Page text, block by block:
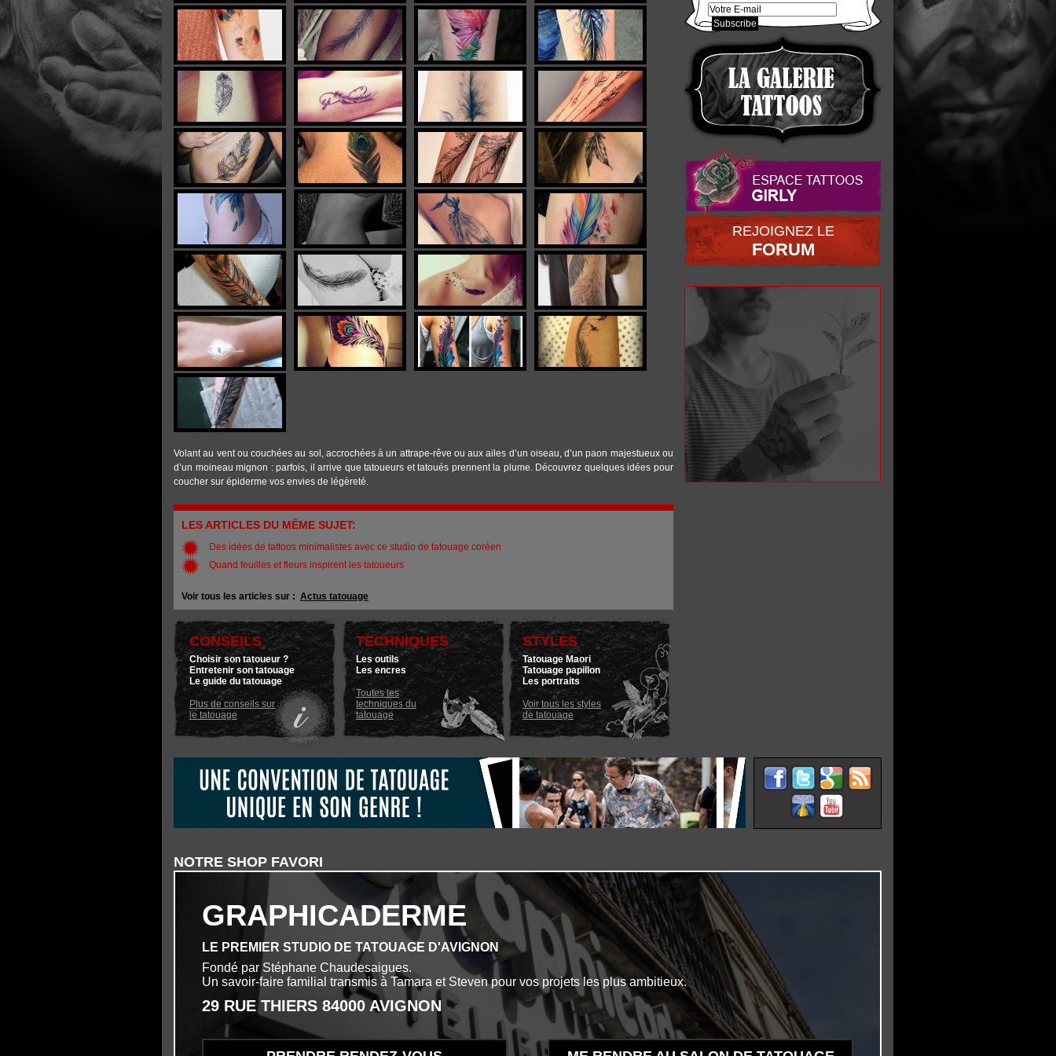
Volant au vent ou couchées au sol, accrochées à un attrape-rêve ou aux ailes d’un oiseau, d’un paon majestueux ou
d’un moineau mignon : parfois, il arrive que tatoueurs et tatoués prennent la plume. Découvrez quelques idées pour
coucher sur épiderme vos envies de légèreté.
LES ARTICLES DU MÊME SUJET:
Des idées de tattoos minimalistes avec ce studio de tatouage coréen
Quand feuilles et fleurs inspirent les tatoueurs
Voir tous les articles sur : Actus tatouage
CONSEILS
Choisir son tatoueur ?
Entretenir son tatouage
Le guide du tatouage
Plus de conseils sur
le tatouage
TECHNIQUES
Les outils
Les encres
Toutes les
techniques du
tatouage
STYLES
Tatouage Maori
Tatouage papillon
Les portraits
Voir tous les styles
de tatouage
REJOIGNEZ LE
FORUM
NOTRE SHOP FAVORI
GRAPHICADERME
LE PREMIER STUDIO DE TATOUAGE D'AVIGNON
Fondé par Stéphane Chaudesaigues.
Un savoir-faire familial transmis à Tamara et Steven pour vos projets les plus ambitieux.
29 RUE THIERS 84000 AVIGNON